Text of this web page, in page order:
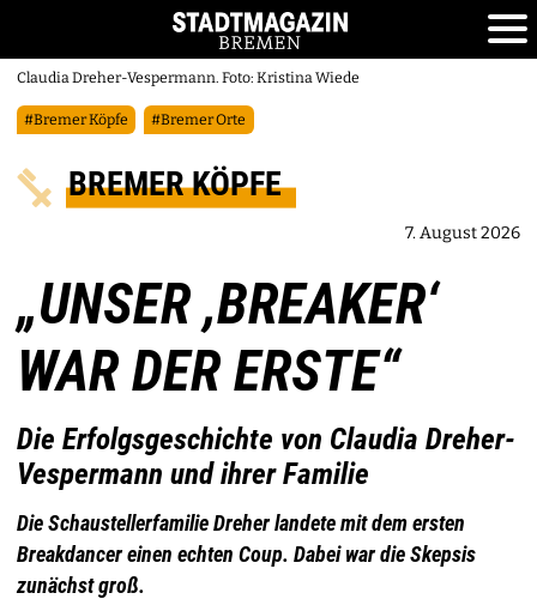
Claudia Dreher-Vespermann. Foto: Kristina Wiede
#Bremer Köpfe #Bremer Orte
BREMER KÖPFE
7. August 2026
„UNSER ,BREAKER‘
WAR DER ERSTE“
Die Erfolgsgeschichte von Claudia Dreher-
Vespermann und ihrer Familie
Die Schaustellerfamilie Dreher landete mit dem ersten
Break­dancer einen echten Coup. Dabei war die Skepsis
zunächst groß.